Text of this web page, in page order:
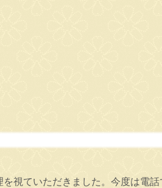
視ていただきました。今度は電